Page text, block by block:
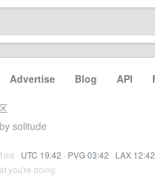
Advertise · Blog · API ·
solitude
· UTC 19:42 · PVG 03:42 · LAX 12:42
you're doing.